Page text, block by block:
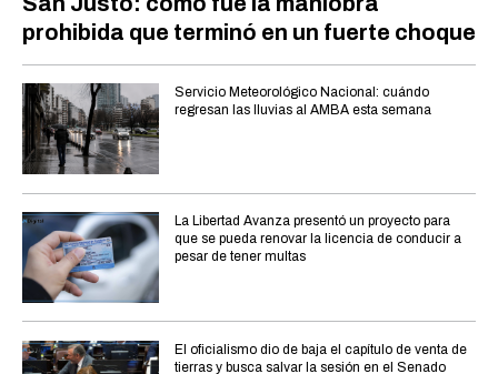
prohibida que terminó en un fuerte choque
Servicio Meteorológico Nacional: cuándo
regresan las lluvias al AMBA esta semana
La Libertad Avanza presentó un proyecto para
que se pueda renovar la licencia de conducir a
pesar de tener multas
El oficialismo dio de baja el capítulo de venta de
tierras y busca salvar la sesión en el Senado